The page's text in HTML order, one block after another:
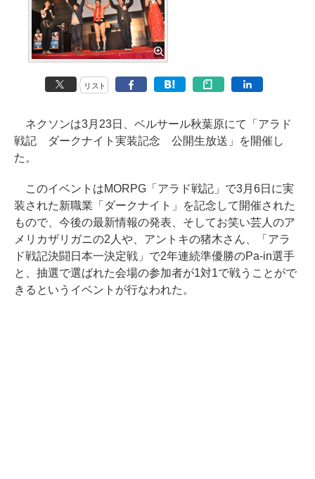
リスト
ネクソンは3月23日、ベルサール秋葉原にて「アラド
戦記 ダークナイト実装記念 公開生放送」を開催し
た。
このイベントはMORPG「アラド戦記」で3月6日に実
装された新職業「ダークナイト」を記念して開催された
もので、今後の最新情報の発表、そしてお笑い芸人のア
メリカザリガニの2人や、アントキの猪木さん、「アラ
ド戦記決闘日本一決定戦」で2年連続準優勝のPa-in選手
と、抽選で選ばれた会場の参加者が1対1で戦うことがで
きるというイベントが行なわれた。